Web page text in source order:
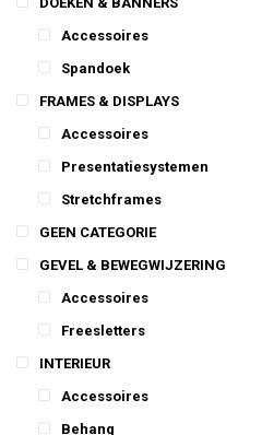
Accessoires
Spandoek
FRAMES & DISPLAYS
Accessoires
Presentatiesystemen
Stretchframes
GEEN CATEGORIE
GEVEL & BEWEGWIJZERING
Accessoires
Freesletters
INTERIEUR
Accessoires
Behang